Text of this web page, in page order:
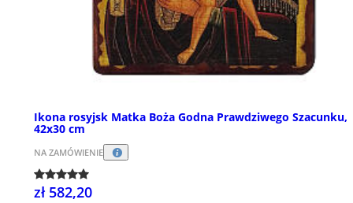
Ikona rosyjsk Matka Boża Godna Prawdziwego Szacunku,
42x30 cm
NA ZAMÓWIENIE
zł 582,20